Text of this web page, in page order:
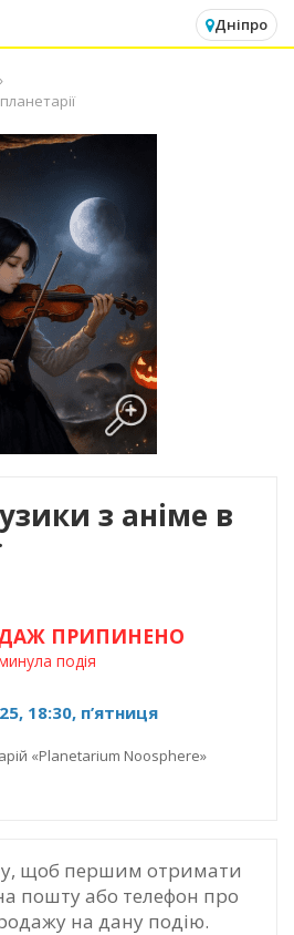
Дніпро
з аніме в
18:30, п’ятниця
«Planetarium Noosphere»
ПРИПИНЕНО
подія
щоб першим отримати
пошту або телефон про
на дану подію.